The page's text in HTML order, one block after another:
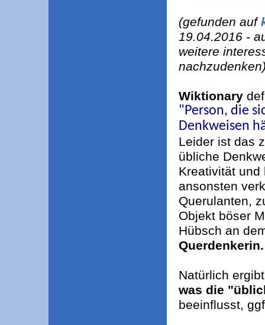
(gefunden auf
19.04.2016 -
weitere
Wiktionary
"Person, die
Denkweisen
Leider ist das
übliche
Kreativität und
ansonsten
Querulanten,
Objekt böser
Hübsch an
Querdenkerin.
Natürlich
was die
beeinflusst,